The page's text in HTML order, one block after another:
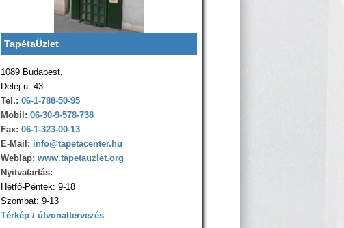
TapétaÜzlet
1089 Budapest,
Delej u. 43.
Tel.: 06-1-788-50-95
Mobil: 06-30-9-578-738
Fax: 06-1-323-00-13
E-Mail: info@tapetacenter.hu
Weblap: www.tapetauzlet.org
Nyitvatartás:
Hétfő-Péntek: 9-18
Szombat: 9-13
Térkép / útvonaltervezés